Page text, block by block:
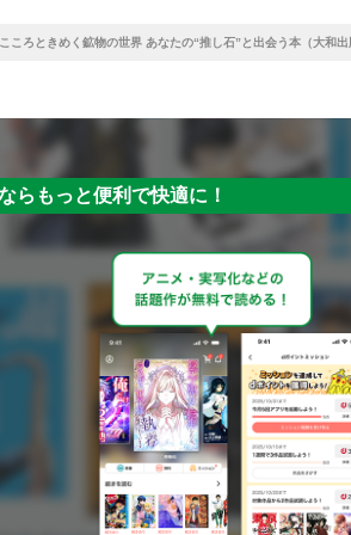
こころときめく鉱物の世界 あなたの“推し石”と出会う本（大和出
らもっと便利で快適に！